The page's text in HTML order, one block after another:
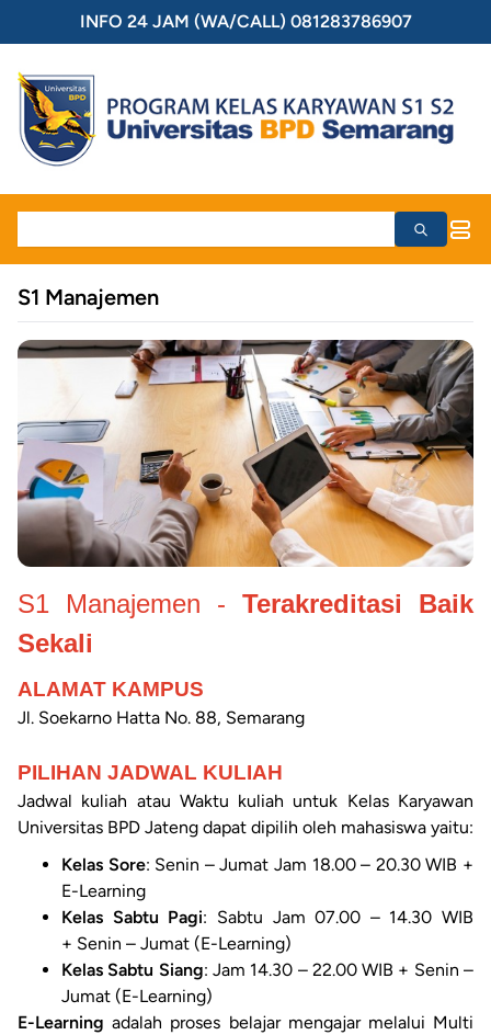
INFO 24 JAM (WA/CALL) 081283786907
S1 Manajemen
S1 Manajemen - Terakreditasi Baik
Sekali
ALAMAT KAMPUS
Jl. Soekarno Hatta No. 88, Semarang
PILIHAN JADWAL KULIAH
Jadwal kuliah atau Waktu kuliah untuk Kelas Karyawan
Universitas BPD Jateng dapat dipilih oleh mahasiswa yaitu:
Kelas Sore: Senin – Jumat Jam 18.00 – 20.30 WIB +
E-Learning
Kelas Sabtu Pagi: Sabtu Jam 07.00 – 14.30 WIB
+ Senin – Jumat (E-Learning)
Kelas Sabtu Siang: Jam 14.30 – 22.00 WIB + Senin –
Jumat (E-Learning)
E-Learning adalah proses belajar mengajar melalui Multi